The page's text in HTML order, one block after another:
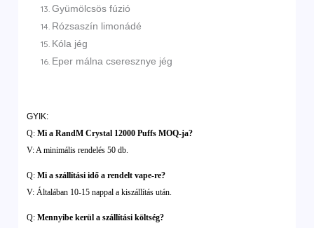
Gyümölcsös fúzió
Rózsaszín limonádé
Kóla jég
Eper málna cseresznye jég
GYIK:
Q:Mi a RandM Crystal 12000 Puffs MOQ-ja?
V: A minimális rendelés 50 db.
Q:Mi a szállítási idő a rendelt vape-re?
V: Általában 10-15 nappal a kiszállítás után.
Q:Mennyibe kerül a szállítási költség?